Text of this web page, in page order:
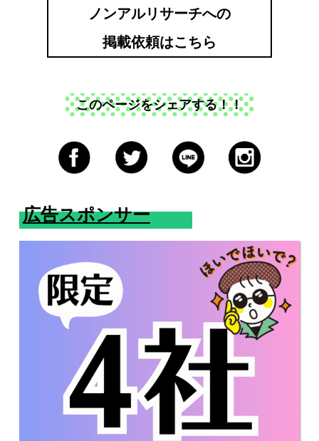
ノンアルリサーチへの
掲載依頼はこちら
このページをシェアする！！
広告スポンサー